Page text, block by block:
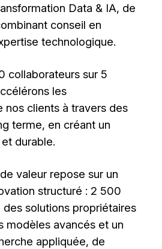
Data & IA, de
conseil en
technologique.
collaborateurs sur 5
les
nos clients à travers des
terme, en créant un
durable.
valeur repose sur un
structuré : 2 500
solutions propriétaires
modèles avancés et un
appliquée, de